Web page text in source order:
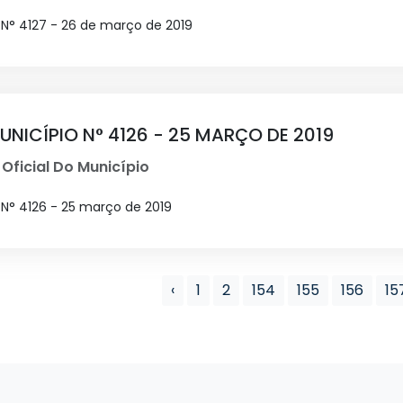
N° 4127 - 26 de março de 2019
N° 4126 - 25 MARÇO DE 2019
Do Município
N° 4126 - 25 março de 2019
‹ 1 2 154 155 156